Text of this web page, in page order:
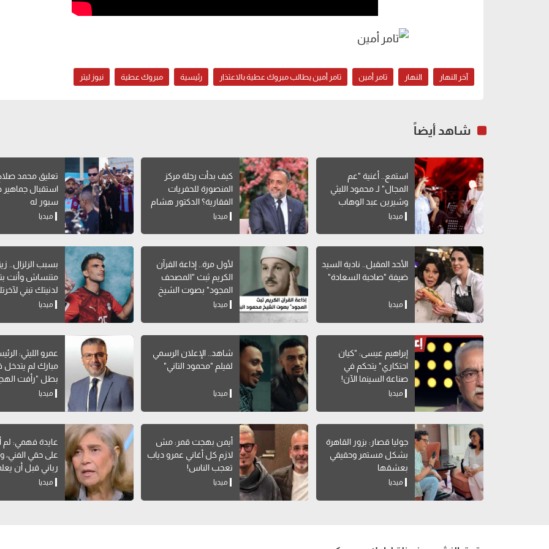
آخر النهار النهار تامر أمين تامر أمين يطالب مبروك عطية بالاعتذار رئيسية مبروك عطية نيوز ليتر
شاهد أيضاً
استمع.. أغنية "عم
المجال" لـ محمود الليثي
وشيرين عبد الوهاب
ميديا
كيف بدأت رحلة مركز
المنصورة للحفريات
الفقارية؟ الدكتور هشام
سلام يوضح
ميديا
تعليق محمد
استقبال جماهير
سبور له
ميديا
الأحد المقبل.. نادية السيد
ضيفة "صاحبة السعادة"
ميديا
لأول مرة.. إذاعة القرآن
الكريم ثبث "المصحف
المجود" بصوت الشيخ
محمود البنا
ميديا
بسبب الزلزال..
متنساش وأنت
لدنيتك تبني
ميديا
إبراهيم عيسى: "كيان
احتكاري" يتحكم في
صناعة السينما الآن!
ميديا
شاهد.. الإعلان الرسمي
لفيلم "محمود التاني"
ميديا
عمرو الليثي:
مبارك لم يتدخل
بطل "رأفت
ميديا
جوليا قصار: بزور القاهرة
بشكل مستمر وحقيقي
بعشقها
ميديا
أيمن بهجت قمر: مش
لازم كل أغاني عمرو دياب
تعجب الناس!
ميديا
عايدة فهمي:
على حقي الفني،
رباني قبل أن
التمثيل
ميديا